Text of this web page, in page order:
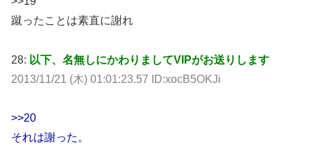
蹴ったことは素直に謝れ
28: 以下、名無しにかわりましてVIPがお送りします
2013/11/21 (木) 01:01:23.57 ID:xocB5OKJi
>>20
それは謝った。